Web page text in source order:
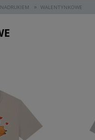
» WALENTYNKOWE